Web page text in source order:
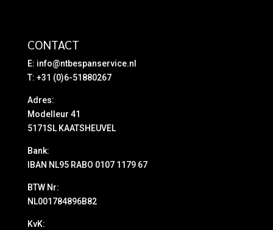
CONTACT
E: info@ntbespanservice.nl
T: +31 (0)6-51880267
Adres:
Modelleur 41
5171SL KAATSHEUVEL
Bank:
IBAN NL95 RABO 0107 1179 67
BTW Nr:
NL001784896B82
KvK: